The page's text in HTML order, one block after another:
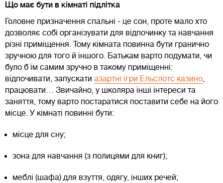
Що має бути в кімнаті підлітка
Головне призначення спальні - це сон, проте мало хто
дозволяє собі організувати для відпочинку та навчання
різні приміщення. Тому кімната повинна бути гранично
зручною для того й іншого. Батькам варто подумати, чи
було б їм самим зручно в такому приміщенні:
відпочивати, запускати азартні ігри Ельслотс казино,
працювати… Звичайно, у школяра інші інтереси та
заняття, тому варто постаратися поставити себе на його
місце. У кімнаті повинні бути:
місце для сну;
зона для навчання (з полицями для книг);
меблі (шафа) для взуття, одягу, інших речей;